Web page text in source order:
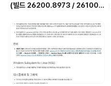
(빌드 26200.8973 / 26100.
판 [한글/영문판]